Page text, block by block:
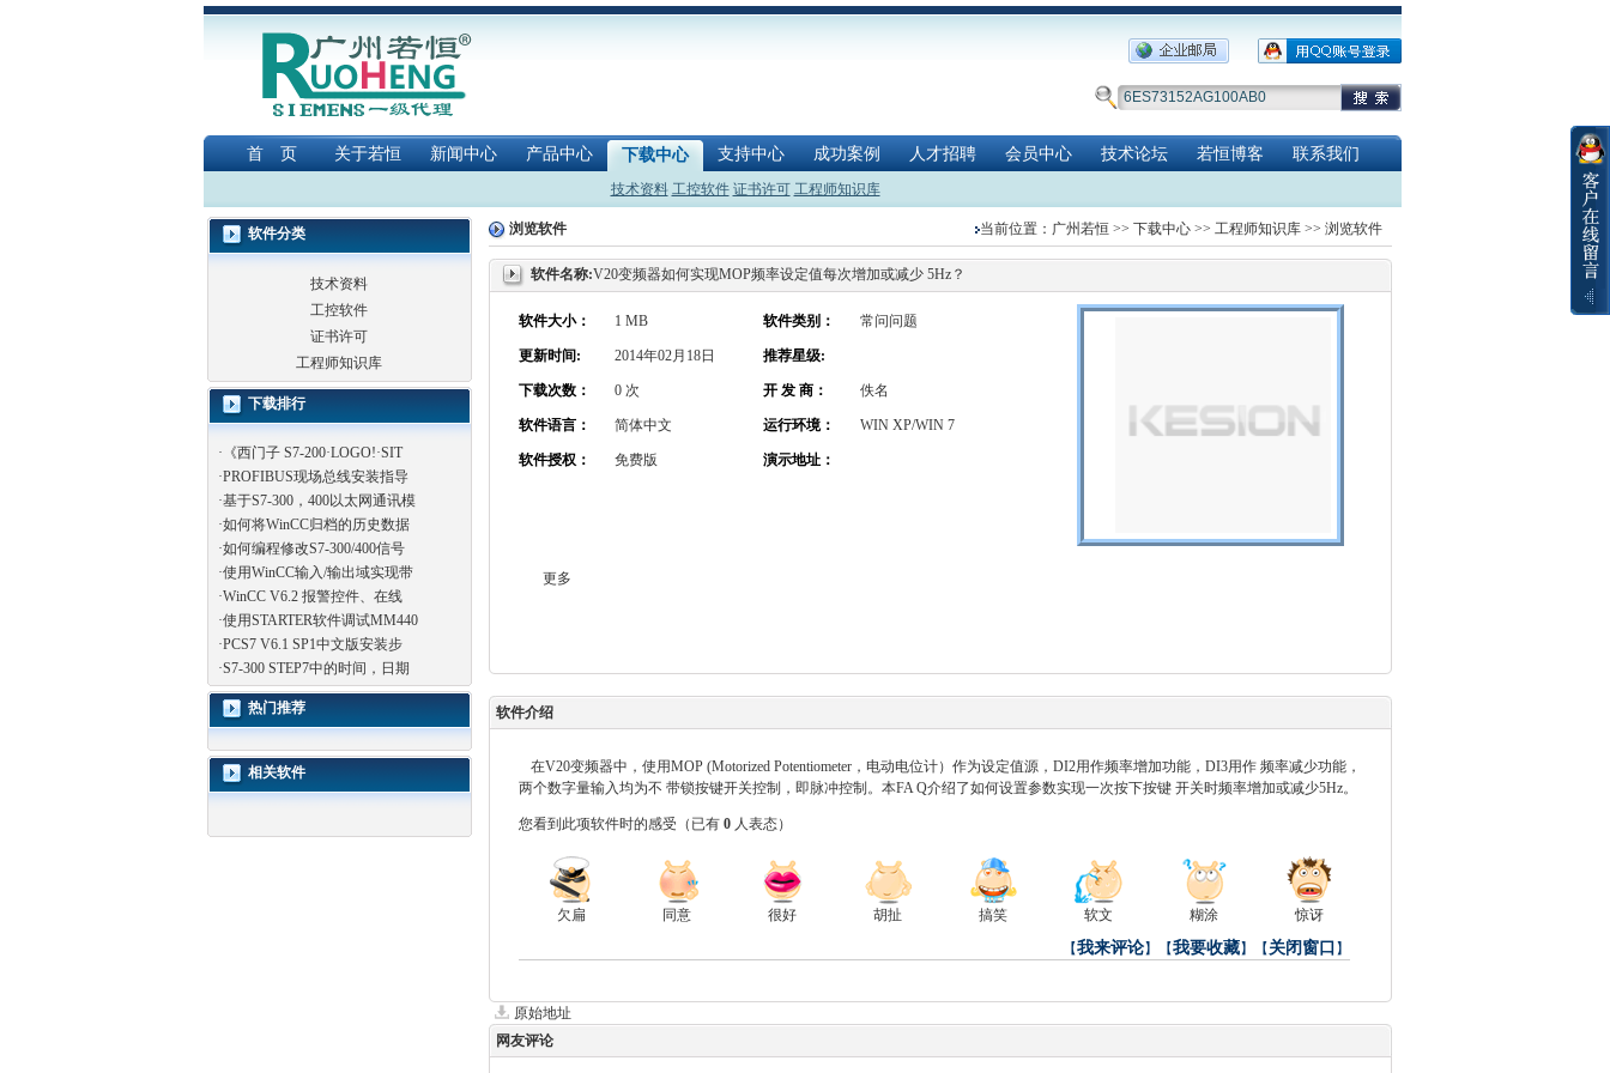
首 页 关于若恒 新闻中心 产品中心 下载中心 支持中心 成功案例 人才招聘 会员中心 技术论坛 若恒博客 联系我们
技术资料 工控软件 证书许可 工程师知识库
软件分类
技术资料
工控软件
证书许可
工程师知识库
下载排行
· 《西门子 S7-200·LOGO!·SIT
·PROFIBUS现场总线安装指导
·基于S7-300，400以太网通讯模
·如何将WinCC归档的历史数据
·如何编程修改S7-300/400信号
·使用WinCC输入/输出域实现带
·WinCC V6.2 报警控件、在线
·使用STARTER软件调试MM440
·PCS7 V6.1 SP1中文版安装步
·S7-300 STEP7中的时间，日期
热门推荐
相关软件
浏览软件 当前位置： 广州若恒>> 下载中心>> 工程师知识库>> 浏览软件
软件名称:V20变频器如何实现MOP频率设定值每次增加或减少 5Hz？
软件大小： 1 MB 软件类别： 常问问题
更新时间: 2014年02月18日 推荐星级:
下载次数： 0 次 开 发 商： 佚名
软件语言： 简体中文 运行环境： WIN XP/WIN 7
软件授权： 免费版 演示地址：
更多
软件介绍
在V20变频器中，使用MOP (Motorized Potentiometer，电动电位计）作为设定值源，DI2用作频率增加功能，DI3用作 频率减少功能，
两个数字量输入均为不 带锁按键开关控制，即脉冲控制。本FA Q介绍了如何设置参数实现一次按下按键 开关时频率增加或减少5Hz。
您看到此项软件时的感受 （已有 0人表态）
欠扁 同意 很好 胡扯 搞笑 软文 糊涂
惊讶
【我来评论】【我要收藏】【 关闭窗口 】
原始地址
网友评论